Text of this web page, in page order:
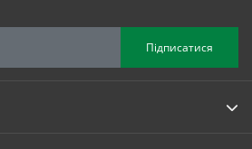
Підписатися